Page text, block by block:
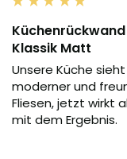
Klassik Matt
Unsere Küche
moderner und
Fliesen, jetzt wirkt
mit dem Ergebnis.